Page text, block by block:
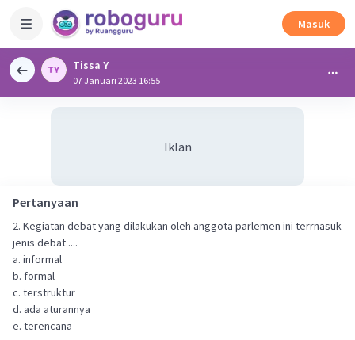
Masuk
Tissa Y
07 Januari 2023 16:55
Iklan
Pertanyaan
2. Kegiatan debat yang dilakukan oleh anggota parlemen ini terrnasuk
jenis debat ....
a. informal
b. formal
c. terstruktur
d. ada aturannya
e. terencana